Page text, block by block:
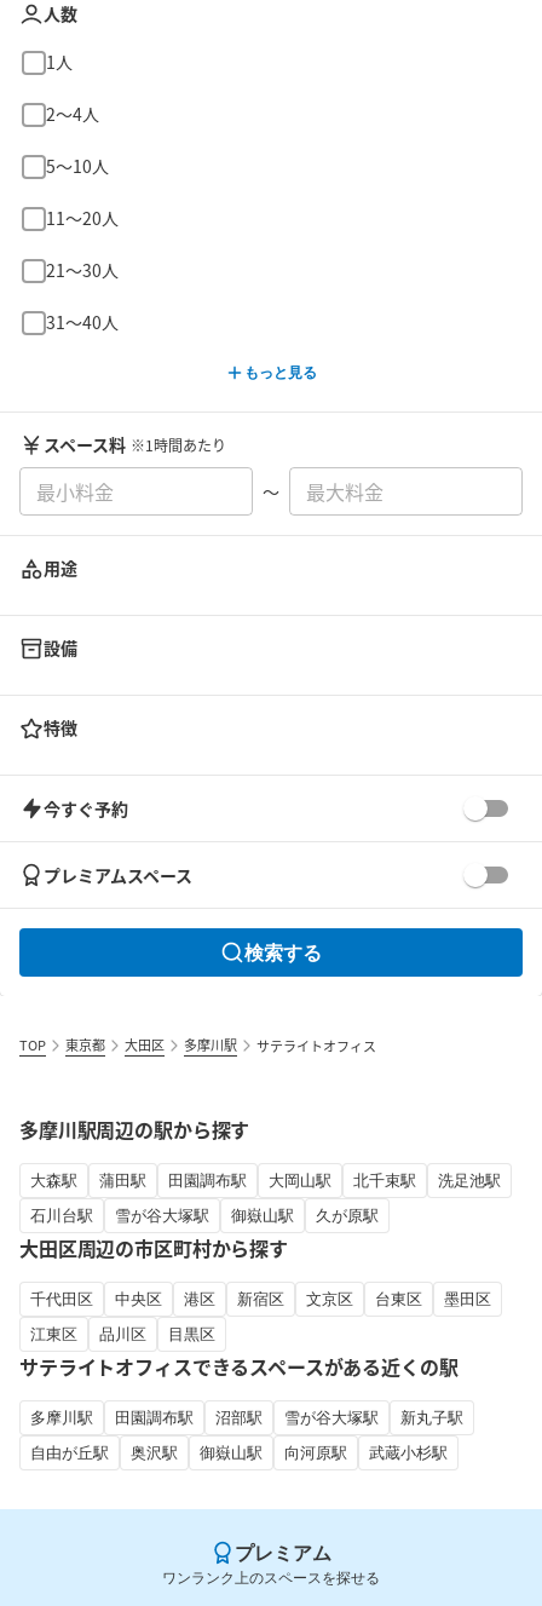
人数
1人
2〜4人
5〜10人
11〜20人
21〜30人
31〜40人
もっと見る
スペース料 ※1時間あたり
〜
用途
設備
特徴
今すぐ予約
プレミアムスペース
検索する
TOP 東京都 大田区 多摩川駅 サテライトオフィス
多摩川駅周辺の駅から探す
大森駅 蒲田駅 田園調布駅 大岡山駅 北千束駅
洗足池駅
石川台駅
雪が谷大塚駅 御嶽山駅 久が原駅
大田区周辺の市区町村から探す
千代田区 中央区 港区 新宿区 文京区 台東区
墨田区
江東区
品川区 目黒区
サテライトオフィスできるスペースがある近くの駅
多摩川駅 田園調布駅 沼部駅 雪が谷大塚駅
新丸子駅
自由が丘駅
奥沢駅 御嶽山駅 向河原駅 武蔵小杉駅
プレミアム
ワンランク上のスペースを探せる